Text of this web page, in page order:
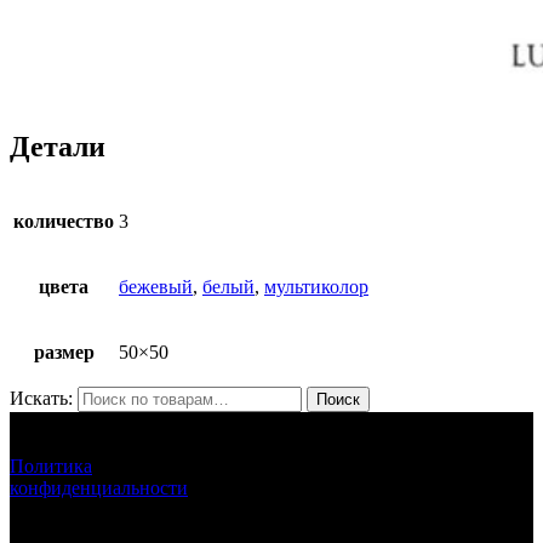
Детали
количество 3
цвета бежевый, белый, мультиколор
размер 50×50
Искать: Поиск
Политика
конфиденциальности